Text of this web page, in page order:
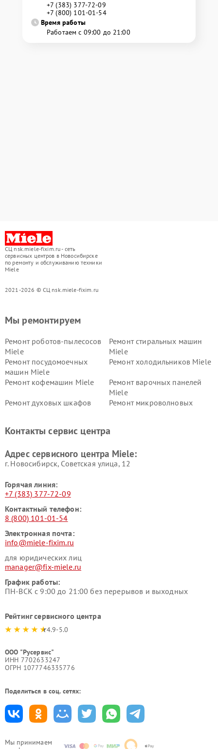
+7 (383) 377-72-09
+7 (800) 101-01-54
Время работы
Работаем с 09:00 до 21:00
СЦ nsk.miele-fixim.ru - сеть
сервисных центров в Новосибирске
по ремонту и обслуживанию техники
Miele
2021-2026 © СЦ nsk.miele-fixim.ru
Мы принимаем
Мы ремонтируем
Ремонт роботов-пылесосов
Miele
Ремонт стиральных машин
Miele
Ремонт посудомоечных
машин Miele
Ремонт холодильников Miele
Ремонт кофемашин Miele
Ремонт варочных панелей
Miele
Ремонт духовых шкафов
Ремонт микроволновых
Miele
Miele
пылесосов Miele
Контакты сервис центра
Адрес сервисного центра Miele:
г. Новосибирск, Советская улица, 12
Горячая линия:
+7 (383) 377-72-09
Контактный телефон:
8 (800) 101-01-54
Электронная почта:
info@miele-fixim.ru
для юридических лиц
manager@fix-miele.ru
График работы:
ПН-ВСК с 9:00 до 21:00 без перерывов и выходных
Рейтинг сервисного центра
4.9-5.0
ООО "Русервис"
ИНН 7702633247
ОГРН 1077746335776
Поделиться в соц. сетях: